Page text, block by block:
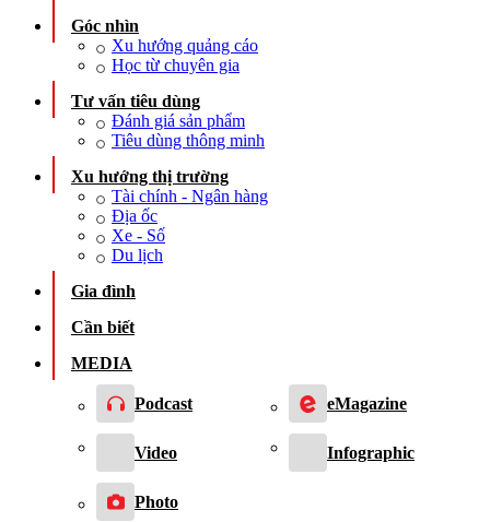
Góc nhìn
Xu hướng quảng cáo
Học từ chuyên gia
Tư vấn tiêu dùng
Đánh giá sản phẩm
Tiêu dùng thông minh
Xu hướng thị trường
Tài chính - Ngân hàng
Địa ốc
Xe - Số
Du lịch
Gia đình
Cần biết
MEDIA
Podcast eMagazine
Video Infographic
Photo